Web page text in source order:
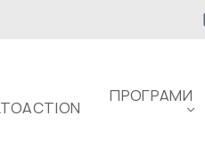
ПРОГРАМИ